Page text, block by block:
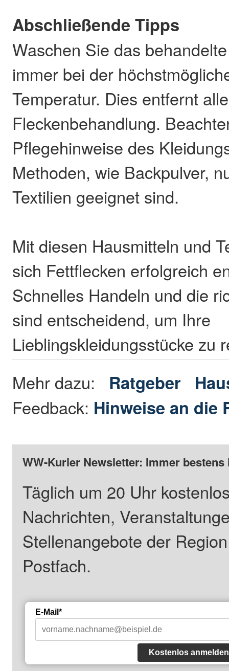
Abschließende Tipps
Waschen Sie das
immer bei der
Temperatur. Dies entfernt
Fleckenbehandlung.
Pflegehinweise des
Methoden, wie Backpulver,
Textilien geeignet sind.
Mit diesen Hausmitteln und
sich Fettflecken erfolgreich
Schnelles Handeln und die
sind entscheidend, um Ihre
Lieblingskleidungsstücke zu
Mehr dazu: Ratgeber
Feedback: Hinweise an die
WW-Kurier Newsletter: Immer
Täglich um 20 Uhr
Nachrichten,
Stellenangebote der
Postfach.
E-Mail*
Kostenlos anmelden